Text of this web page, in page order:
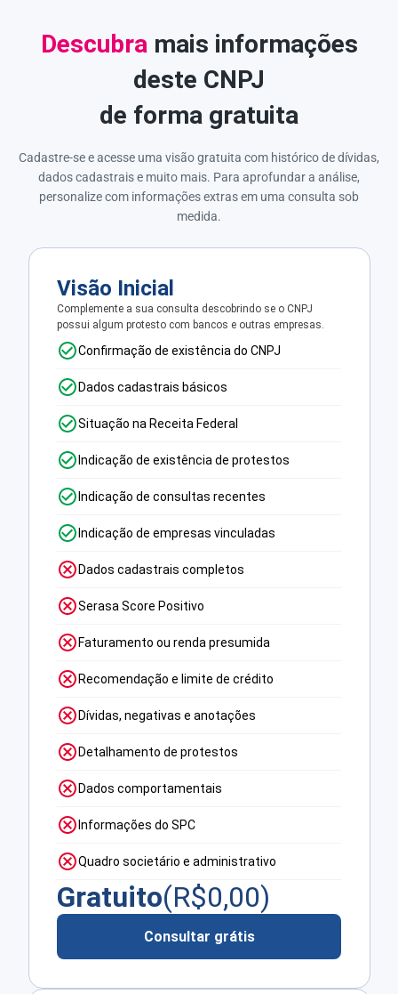
Descubra mais informações
deste CNPJ
de forma gratuita
Cadastre-se e acesse uma visão gratuita com histórico de dívidas,
dados cadastrais e muito mais. Para aprofundar a análise,
personalize com informações extras em uma consulta sob
medida.
Visão Inicial
Complemente a sua consulta descobrindo se o CNPJ
possui algum protesto com bancos e outras empresas.
Confirmação de existência do CNPJ
Dados cadastrais básicos
Situação na Receita Federal
Indicação de existência de protestos
Indicação de consultas recentes
Indicação de empresas vinculadas
Dados cadastrais completos
Serasa Score Positivo
Faturamento ou renda presumida
Recomendação e limite de crédito
Dívidas, negativas e anotações
Detalhamento de protestos
Dados comportamentais
Informações do SPC
Quadro societário e administrativo
Gratuito(R$0,00)
Consultar grátis